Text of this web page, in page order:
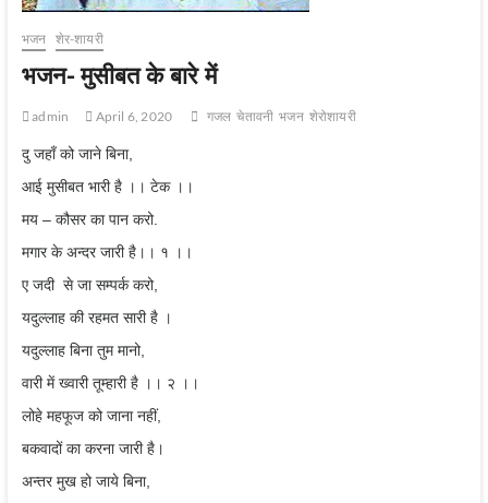
भजन शेर-शायरी
भजन- मुसीबत के बारे में
admin April 6, 2020 गजल चेतावनी भजन शेरोशायरी
दु जहाँ को जाने बिना,
आई मुसीबत भारी है ।। टेक ।।
मय – कौसर का पान करो.
मगार के अन्दर जारी है।। १ ।।
ए जदी से जा सम्पर्क करो,
यदुल्लाह की रहमत सारी है ।
यदुल्लाह बिना तुम मानो,
वारी में ख्वारी तूम्हारी है ।। २ ।।
लोहे महफूज को जाना नहीं,
बकवादों का करना जारी है।
अन्तर मुख हो जाये बिना,